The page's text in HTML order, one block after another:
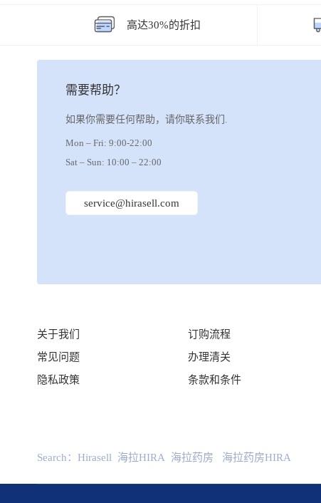
高达30%的折扣
需要帮助？
如果你需要任何帮助，请你联系我们.
Mon – Fri: 9:00-22:00
Sat – Sun: 10:00 – 22:00
service@hirasell.com
关于我们
常见问题
隐私政策
订购流程
办理清关
条款和条件
Search： Hirasell 海拉HIRA 海拉药房 海拉药房HIRA